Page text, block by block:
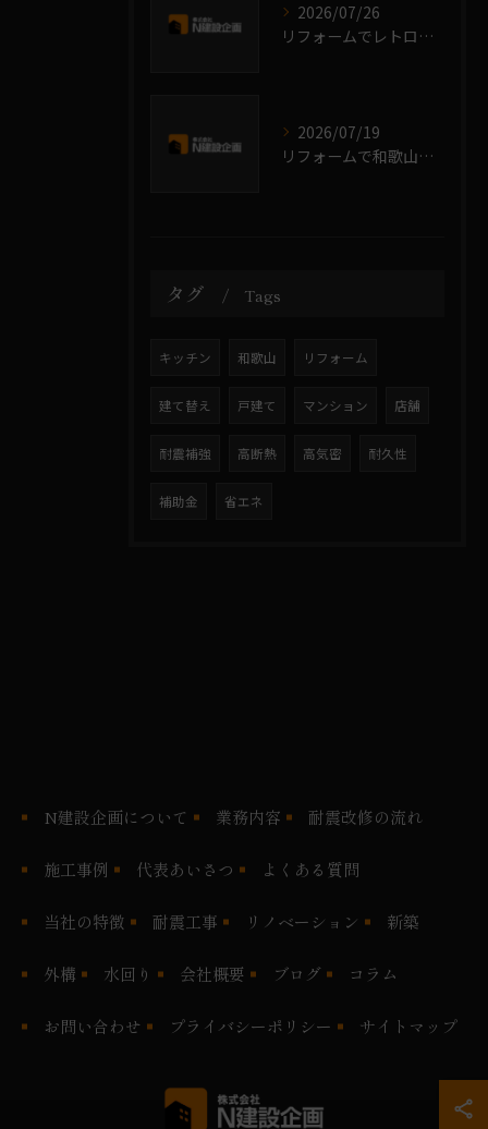
2026/07/26
リフォームでレトロな空間を実現する予算内アイデアとポイント解説
2026/07/19
リフォームで和歌山県岩出市有田市の畳を新調・張り替えする費用と選び方ガイド
タグ Tags
キッチン 和歌山 リフォーム
建て替え 戸建て マンション 店舗
耐震補強 高断熱 高気密 耐久性
補助金 省エネ
N建設企画について 業務内容 耐震改修の流れ
施工事例 代表あいさつ よくある質問
当社の特徴 耐震工事 リノベーション 新築
外構 水回り 会社概要 ブログ コラム
お問い合わせ プライバシーポリシー サイトマップ